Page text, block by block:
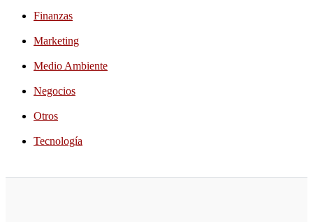
Finanzas
Marketing
Medio Ambiente
Negocios
Otros
Tecnología